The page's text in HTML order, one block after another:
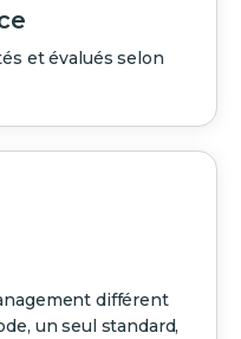
et évalués selon
différent
un seul standard,